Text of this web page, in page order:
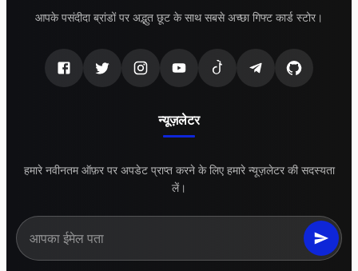
आपके पसंदीदा ब्रांडों पर अद्भुत छूट के साथ सबसे अच्छा गिफ्ट कार्ड स्टोर।
न्यूज़लेटर
हमारे नवीनतम ऑफ़र पर अपडेट प्राप्त करने के लिए हमारे न्यूज़लेटर की सदस्यता
लें।